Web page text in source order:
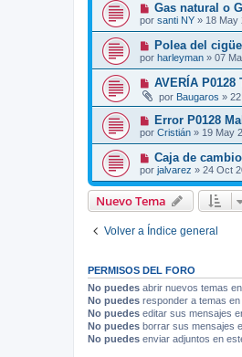
Gas natural o
por santi NY » 18 May
Polea del
por harleyman » 07
AVERÍA P0128
por Baugaros »
Error P0128
por Cristián » 19 May
Caja de
por jalvarez » 24 Oct
Nuevo Tema
Volver a Índice general
PERMISOS DEL FORO
No puedes abrir nuevos temas
No puedes responder a temas
No puedes editar sus mensajes
No puedes borrar sus mensajes
No puedes enviar adjuntos en